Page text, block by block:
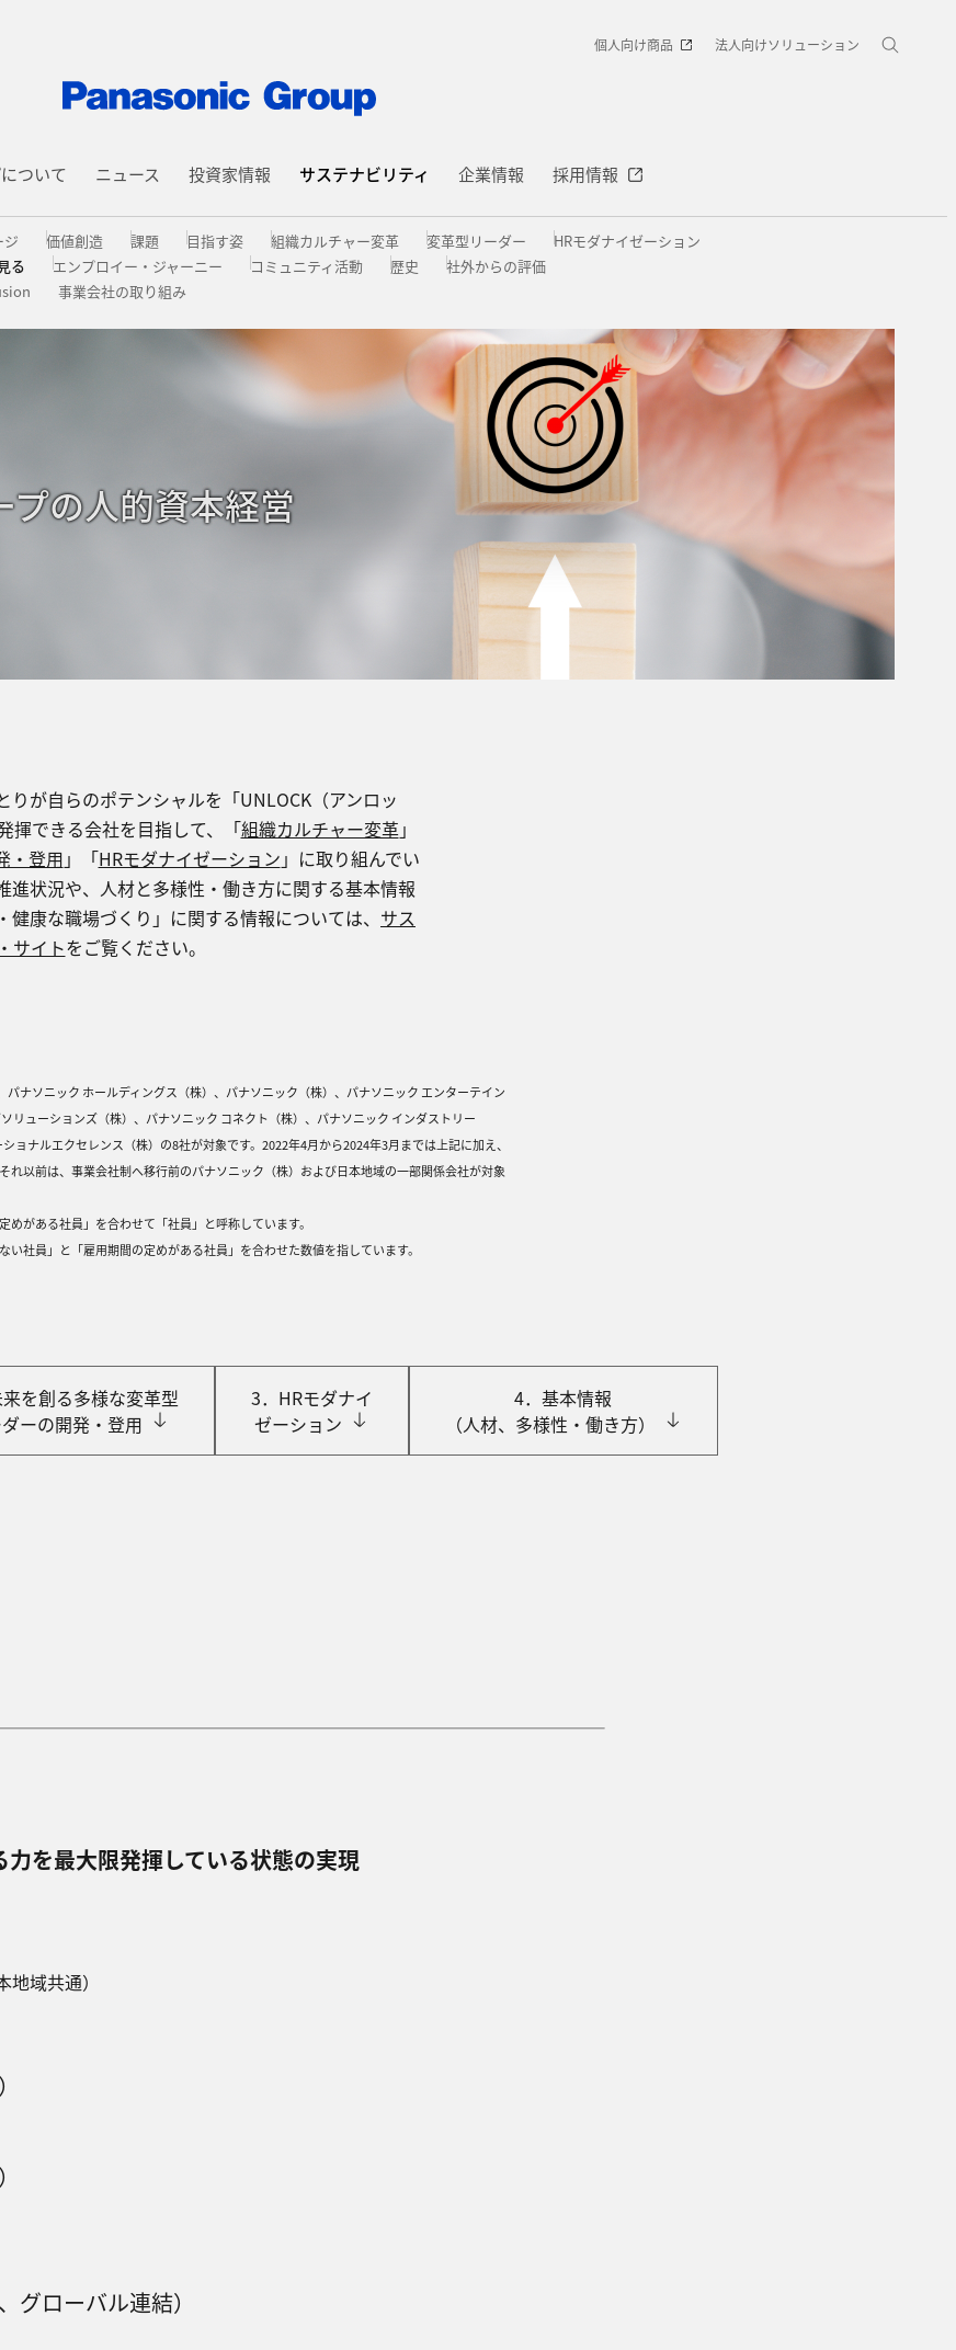
ついて ニュース 投資家情報 サステナビリティ 企業情報 採用情報
個人向け商品 法人向けソリューション
ジ 価値創造 課題 目指す姿 組織カルチャー変革 変革型リーダー
HRモダナイゼーション
る エンプロイー・ジャーニー コミュニティ活動 歴史
社外からの評価
事業会社の取り組み
の⼈的資本経営
が⾃らのポテンシャルを「UNLOCK（アンロッ
揮できる会社を⽬指して、「組織カルチャー変⾰」
‧登⽤ 」「HRモダナイゼーション 」に取り組んでい
進状況や、⼈材と多様性‧働き⽅に関する基本情報
康な職場づくり」に関する情報については、 サス
サイトをご覧ください。
ナソニック ホールディングス（株）、パナソニック（株）、パナソニック エンターテイン
リューションズ（株）、パナソニック コネクト（株）、パナソニック インダストリー
ョナルエクセレンス（株）の8社が対象です。2022年4⽉から2024年3⽉までは上記に加え、
れ以前は、事業会社制へ移⾏前のパナソニック（株）および⽇本地域の⼀部関係会社が対象
がある社員」を合わせて「社員」と呼称しています。
社員」と「雇⽤期間の定めがある社員」を合わせた数値を指しています。
を創る多様な変⾰型
ダーの開発‧登⽤
3．HRモダナイ
ゼーション
4．基本情報
（⼈材、多様性‧働き⽅）
を最⼤限発揮している状態の実現
域共通）
グローバル連結）